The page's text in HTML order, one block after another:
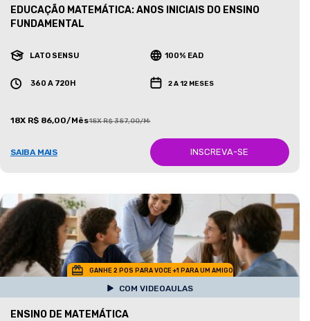
EDUCAÇÃO MATEMÁTICA: ANOS INICIAIS DO ENSINO
FUNDAMENTAL
LATO SENSU 100% EAD
360 A 720H 2 A 12 MESES
18X R$ 86,00/Mês18X R$ 387,00/Mês
SAIBA MAIS INSCREVA-SE
GANHE 2 POS PARA VOCE +1 PARA UM AMIGO
COM VIDEOAULAS
ENSINO DE MATEMÁTICA